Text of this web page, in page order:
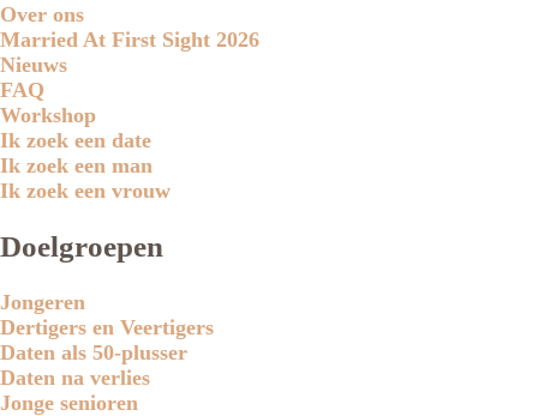
Over ons
Married At First Sight 2026
Nieuws
FAQ
Workshop
Ik zoek een date
Ik zoek een man
Ik zoek een vrouw
Doelgroepen
Jongeren
Dertigers en Veertigers
Daten als 50-plusser
Daten na verlies
Jonge senioren